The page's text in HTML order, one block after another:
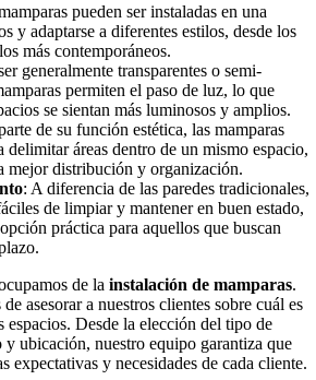
pueden ser instaladas en una
y adaptarse a diferentes estilos, desde los
más contemporáneos.
generalmente transparentes o semi-
permiten el paso de luz, lo que
se sientan más luminosos y amplios.
de su función estética, las mamparas
delimitar áreas dentro de un mismo espacio,
mejor distribución y organización.
: A diferencia de las paredes tradicionales,
de limpiar y mantener en buen estado,
práctica para aquellos que buscan
de lainstalación de mamparas.
asesorar a nuestros clientes sobre cuál es
espacios. Desde la elección del tipo de
y ubicación, nuestro equipo garantiza que
expectativas y necesidades de cada cliente.